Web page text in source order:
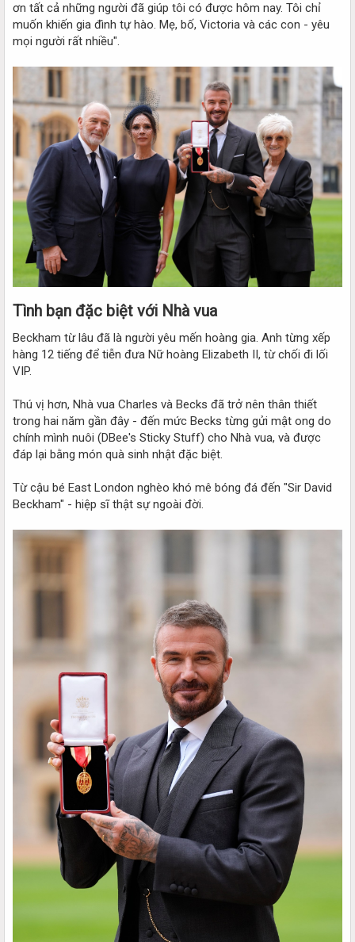
ơn tất cả những người đã giúp tôi có được hôm nay. Tôi chỉ
muốn khiến gia đình tự hào. Mẹ, bố, Victoria và các con - yêu
mọi người rất nhiều".
Tình bạn đặc biệt với Nhà vua​
Beckham từ lâu đã là người yêu mến hoàng gia. Anh từng xếp
hàng 12 tiếng để tiễn đưa Nữ hoàng Elizabeth II, từ chối đi lối
VIP.
Thú vị hơn, Nhà vua Charles và Becks đã trở nên thân thiết
trong hai năm gần đây - đến mức Becks từng gửi mật ong do
chính mình nuôi (DBee's Sticky Stuff) cho Nhà vua, và được
đáp lại bằng món quà sinh nhật đặc biệt.
Từ cậu bé East London nghèo khó mê bóng đá đến "Sir David
Beckham" - hiệp sĩ thật sự ngoài đời.